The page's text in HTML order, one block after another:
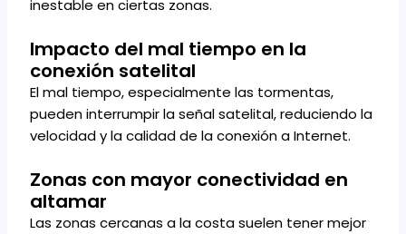
inestable en ciertas zonas.
Impacto del mal tiempo en la
conexión satelital
El mal tiempo, especialmente las tormentas,
pueden interrumpir la señal satelital, reduciendo la
velocidad y la calidad de la conexión a Internet.
Zonas con mayor conectividad en
altamar
Las zonas cercanas a la costa suelen tener mejor